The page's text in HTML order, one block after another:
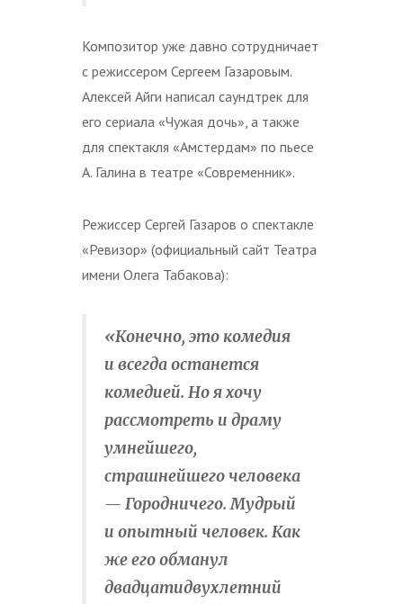
Композитор уже давно сотрудничает
с режиссером Сергеем Газаровым.
Алексей Айги написал саундтрек для
его сериала «Чужая дочь», а также
для спектакля «Амстердам» по пьесе
А. Галина в театре «Современник».
Режиссер Сергей Газаров о спектакле
«Ревизор» (официальный сайт Театра
имени Олега Табакова):
«Конечно, это комедия
и всегда останется
комедией. Но я хочу
рассмотреть и драму
умнейшего,
страшнейшего человека
— Городничего. Мудрый
и опытный человек. Как
же его обманул
двадцатидвухлетний